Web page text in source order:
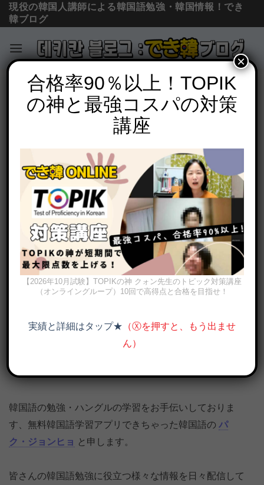
Skip
content
現役の韓国人講師による韓国語勉強・韓国情報！でき
韓ブログ
お知らせ 、 コラム＆ニュース
韓国人の友達に出会いたい！おすすめア
プリ「ハロートーク」のリアルな感想・
POSTED ON2021年3月25日 BYでき韓 パク先生
韓国語の勉強・ハングルの学習をお手伝いしておりま
す、無料韓国語学習アプリできちゃった韓国語の パ
ク・ジョンヒョ と申します。
皆さんの韓国語勉強に役立つ様々な情報を日々配信して
合格率90％以上！TOPIK
の神と最強コスパの対策
講座
【2026年10月試験】TOPIKの神 クォン先生のトピック対策講座
（オンライングループ）10回で高得点と合格を目指せ！
実績と詳細はタップ★ （Ⓧを押すと、もう出ませ
ん）
×